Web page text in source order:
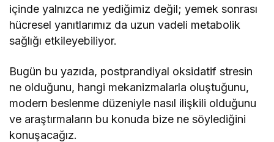
içinde yalnızca ne yediğimiz değil; yemek sonrası
hücresel yanıtlarımız da uzun vadeli metabolik
sağlığı etkileyebiliyor.
Bugün bu yazıda, postprandiyal oksidatif stresin
ne olduğunu, hangi mekanizmalarla oluştuğunu,
modern beslenme düzeniyle nasıl ilişkili olduğunu
ve araştırmaların bu konuda bize ne söylediğini
konuşacağız.